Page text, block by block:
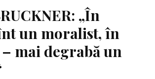
„În
un moralist, în
mai degrabă un